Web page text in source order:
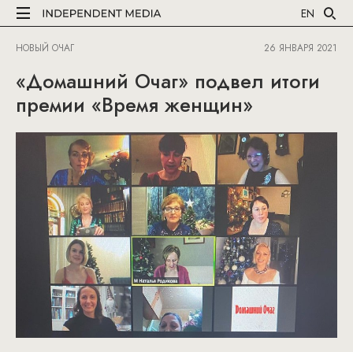
EN
НОВЫЙ ОЧАГ 26 ЯНВАРЯ 2021
«Домашний Очаг» подвел итоги
премии «Время женщин»